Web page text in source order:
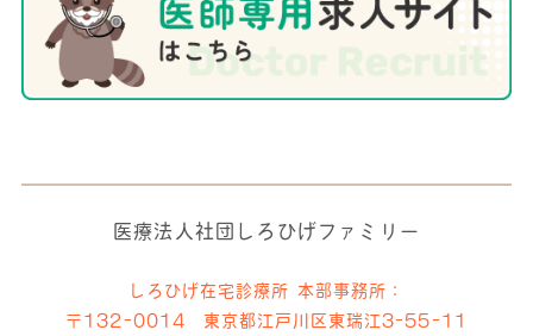
医療法人社団しろひげファミリー
しろひげ在宅診療所 本部事務所：
〒132-0014 東京都江戸川区東瑞江3-55-11